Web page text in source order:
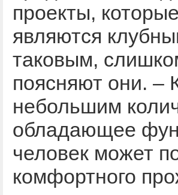
проекты,
являются
таковым,
поясняют они. –
небольшим
обладающее
человек может
комфортного